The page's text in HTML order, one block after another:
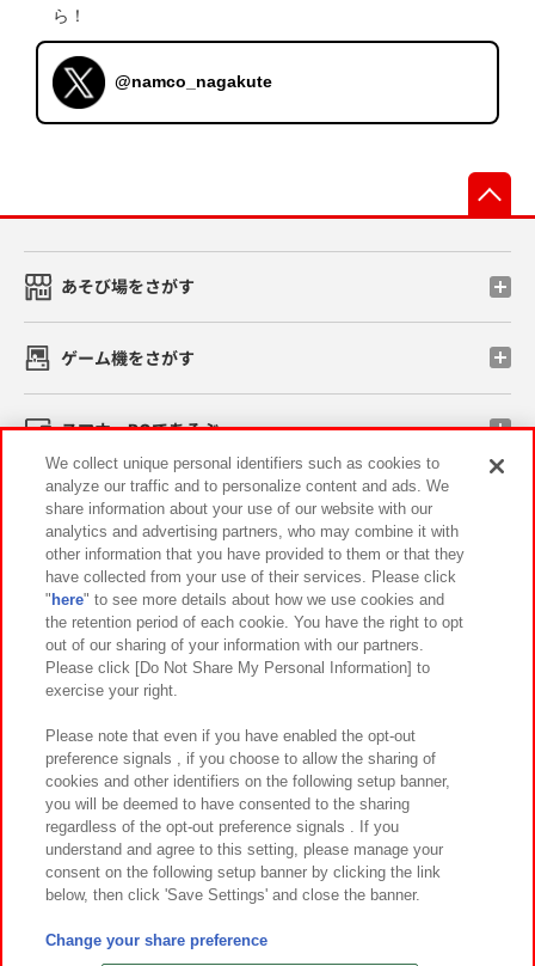
ら！
@namco_nagakute
あそび場をさがす
ゲーム機をさがす
スマホ・PCであそぶ
イベント・キャンペーン
関連会社 サステナビリティ サイトポリシー
プライバシーポリシー ウェブアクセシビリティ方針と検証結果
お取引先さまとともに
カスタマーハラスメント対応方針 よくあるご質問・お問い合わせ
©Bandai Namco Amusement Inc.
©Bandai Namco Amusement Lab Inc.
We collect unique personal identifiers such as cookies to
analyze our traffic and to personalize content and ads. We
share information about your use of our website with our
analytics and advertising partners, who may combine it with
other information that you have provided to them or that they
have collected from your use of their services. Please click
" here" to see more details about how we use cookies and
the retention period of each cookie. You have the right to opt
out of our sharing of your information with our partners.
Please click [Do Not Share My Personal Information] to
exercise your right.
Please note that even if you have enabled the opt-out
preference signals , if you choose to allow the sharing of
cookies and other identifiers on the following setup banner,
you will be deemed to have consented to the sharing
regardless of the opt-out preference signals . If you
understand and agree to this setting, please manage your
consent on the following setup banner by clicking the link
below, then click 'Save Settings' and close the banner.
Change your share preference